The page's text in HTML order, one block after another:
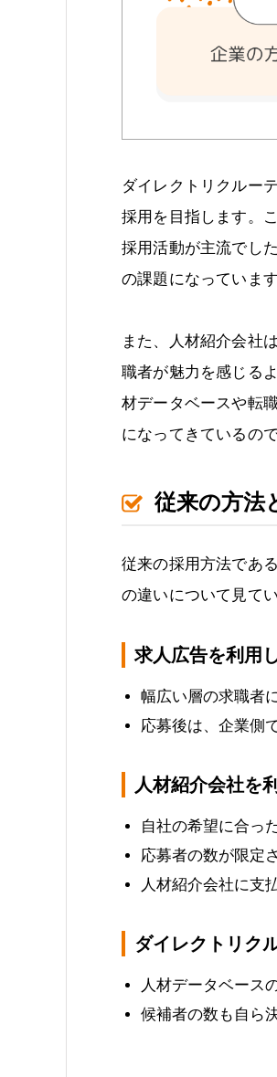
ダイレクトリクルー
採用を目指します。
採用活動が主流でし
の課題になっています
また、人材紹介会社
職者が魅力を感じる
材データベースや転
になってきているので
従来の方法
従来の採用方法であ
の違いについて見て
求人広告を利用
幅広い層の求職者
応募後は、企業側
人材紹介会社を
自社の希望に合っ
応募者の数が限定
人材紹介会社に支
ダイレクトリク
人材データベース
候補者の数も自ら